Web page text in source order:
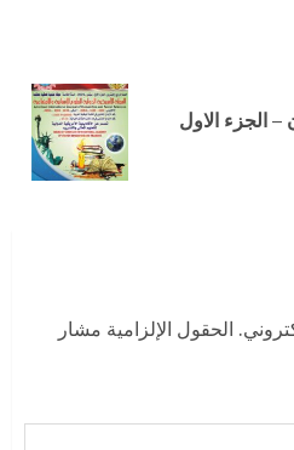
– الجزء الاول
الحقول الإلزامية مشار